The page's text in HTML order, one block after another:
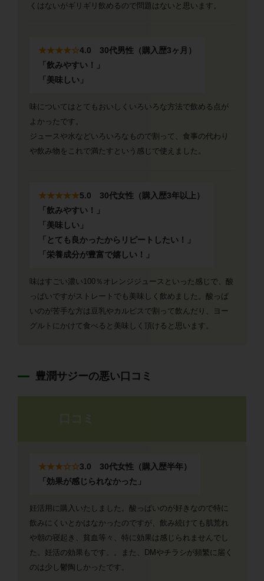
くはないがギリギリ飲めるので問題はないと思います。
★★★★☆4.0 30代男性（購入歴3ヶ月）
「飲みやすい！」
「美味しい」
味についてはとてもおいしくいろいろな方法で飲める点が
よかったです。
ジュースや水などいろいろなもので割って、食事の代わり
や飲み物をこれで満たすという感じで使えました。
★★★★★5.0 30代女性（購入歴3年以上）
「飲みやすい！」
「美味しい」
「とても良かったからリピートしたい！」
「栄養成分が豊富で嬉しい！」
味はすごい濃い100％オレンジジュースといった感じで、酸
っぱいですがストレートでも美味しく飲めました。酸っぱ
いのが苦手な方は豆乳やカルピスで割って飲んだり、ヨー
グルトにかけて食べると美味しく頂けると思います。
豊潤サジーの悪い口コミ
★★★☆☆3.0 30代女性（購入歴半年）
「効果が感じられなかった」
妊活用に購入いたしました。酸っぱいのが好きなので特に
飲みにくいとかはなかったのですが、飲み続けても肌荒れ
や朝の寝起き、貧血等々、特に効果は感じられませんでし
た。妊活の効果もです。。また、DMやチラシが頻繁に届く
のは少し鬱陶しかったです。